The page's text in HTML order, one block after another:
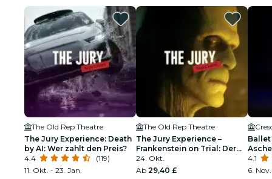
The Old Rep Theatre
The Jury Experience: Death
by AI: Wer zahlt den Preis?
4.4
(119)
11. Okt. - 23. Jan.
The Old Rep Theatre
The Jury Experience –
Frankenstein on Trial: Der
Mann, der Gott
herausforderte
24. Okt.
Ab 29,40 £
4.1
6.